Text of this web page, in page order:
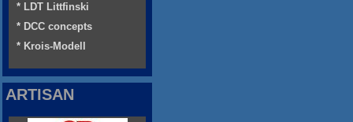
* LDT Littfinski
* DCC concepts
* Krois-Modell
ARTISAN